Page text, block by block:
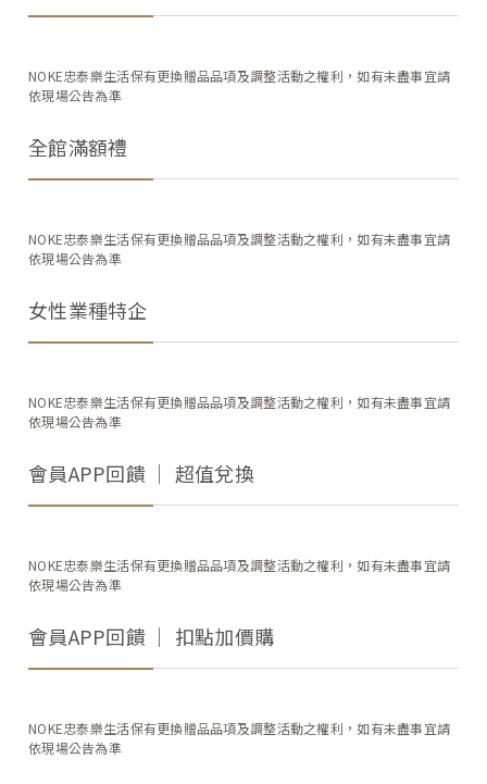
NOKE忠泰樂生活保有更換贈品品項及調整活動之權利，如有未盡事宜請
依現場公告為準
全館滿額禮
NOKE忠泰樂生活保有更換贈品品項及調整活動之權利，如有未盡事宜請
依現場公告為準
女性業種特企
NOKE忠泰樂生活保有更換贈品品項及調整活動之權利，如有未盡事宜請
依現場公告為準
會員APP回饋 │ 超值兌換
NOKE忠泰樂生活保有更換贈品品項及調整活動之權利，如有未盡事宜請
依現場公告為準
會員APP回饋 │ 扣點加價購
NOKE忠泰樂生活保有更換贈品品項及調整活動之權利，如有未盡事宜請
依現場公告為準